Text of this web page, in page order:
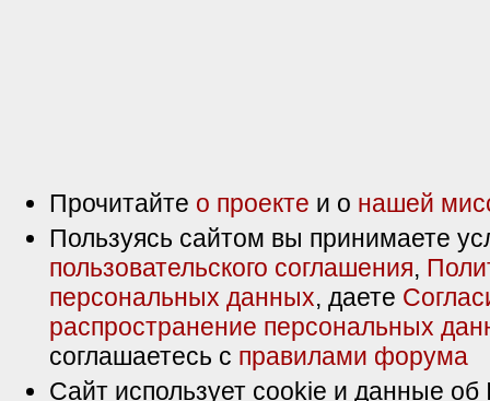
Прочитайте о проекте и о нашей
Пользуясь сайтом вы принимаете
пользовательского соглашения,
персональных данных, даете
распространение персональных
соглашаетесь с правилами форума
Сайт использует cookie и данные об